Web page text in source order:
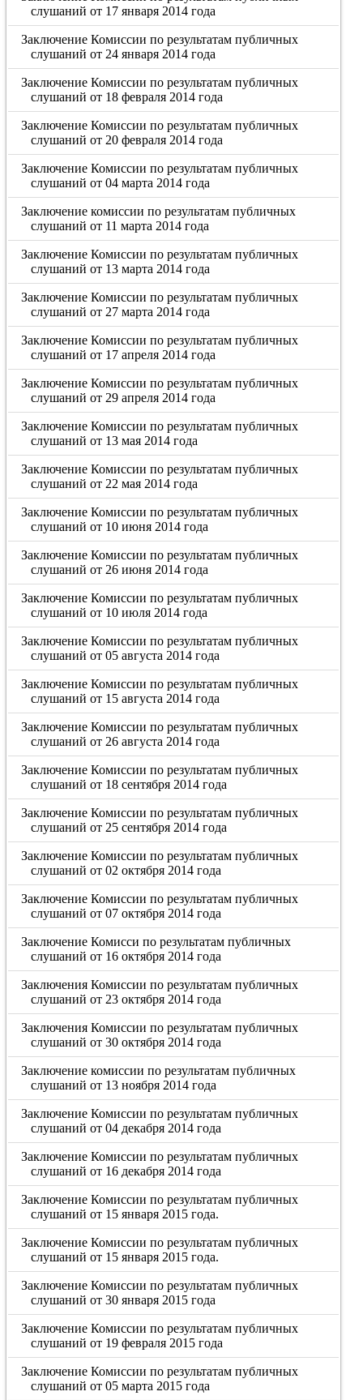
слушаний от 17 января 2014 года
Заключение Комиссии по результатам публичных
слушаний от 24 января 2014 года
Заключение Комиссии по результатам публичных
слушаний от 18 февраля 2014 года
Заключение Комиссии по результатам публичных
слушаний от 20 февраля 2014 года
Заключение Комиссии по результатам публичных
слушаний от 04 марта 2014 года
Заключение комиссии по результатам публичных
слушаний от 11 марта 2014 года
Заключение Комиссии по результатам публичных
слушаний от 13 марта 2014 года
Заключение Комиссии по результатам публичных
слушаний от 27 марта 2014 года
Заключение Комиссии по результатам публичных
слушаний от 17 апреля 2014 года
Заключение Комиссии по результатам публичных
слушаний от 29 апреля 2014 года
Заключение Комиссии по результатам публичных
слушаний от 13 мая 2014 года
Заключение Комиссии по результатам публичных
слушаний от 22 мая 2014 года
Заключение Комиссии по результатам публичных
слушаний от 10 июня 2014 года
Заключение Комиссии по результатам публичных
слушаний от 26 июня 2014 года
Заключение Комиссии по результатам публичных
слушаний от 10 июля 2014 года
Заключение Комиссии по результатам публичных
слушаний от 05 августа 2014 года
Заключение Комиссии по результатам публичных
слушаний от 15 августа 2014 года
Заключение Комиссии по результатам публичных
слушаний от 26 августа 2014 года
Заключение Комиссии по результатам публичных
слушаний от 18 сентября 2014 года
Заключение Комиссии по результатам публичных
слушаний от 25 сентября 2014 года
Заключение Комиссии по результатам публичных
слушаний от 02 октября 2014 года
Заключение Комиссии по результатам публичных
слушаний от 07 октября 2014 года
Заключение Комисси по результатам публичных
слушаний от 16 октября 2014 года
Заключения Комиссии по результатам публичных
слушаний от 23 октября 2014 года
Заключения Комиссии по результатам публичных
слушаний от 30 октября 2014 года
Заключение комиссии по результатам публичных
слушаний от 13 ноября 2014 года
Заключение Комиссии по результатам публичных
слушаний от 04 декабря 2014 года
Заключение Комиссии по результатам публичных
слушаний от 16 декабря 2014 года
Заключение Комиссии по результатам публичных
слушаний от 15 января 2015 года.
Заключение Комиссии по результатам публичных
слушаний от 15 января 2015 года.
Заключение Комиссии по результатам публичных
слушаний от 30 января 2015 года
Заключение Комиссии по результатам публичных
слушаний от 19 февраля 2015 года
Заключение Комиссии по результатам публичных
слушаний от 05 марта 2015 года